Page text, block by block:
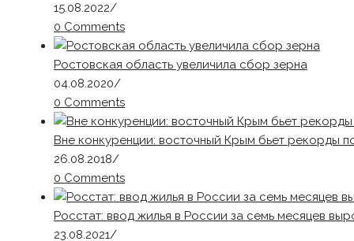
15.08.2022/
0 Comments
Ростовская область увеличила сбор зерна
04.08.2020/
0 Comments
Вне конкуренции: восточный Крым бьет рекорды
26.08.2018/
0 Comments
Росстат: ввод жилья в России за семь месяцев
23.08.2021/